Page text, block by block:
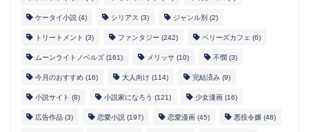
ケータイ小説 (4) シリアス (3) ジャンル別 (2)
トリートメント (3) ファンタジー (242) ベリーズカフェ (6)
ムーンライトノベルズ (161) メリッサ (10) 不憫 (3)
今月のおすすめ (16) 大人向け (114) 完結済み (9)
小説サイト (8) 小説家になろう (121) 少女漫画 (16)
広告作品 (3) 恋愛小説 (197) 恋愛漫画 (45) 悪役令嬢 (48)